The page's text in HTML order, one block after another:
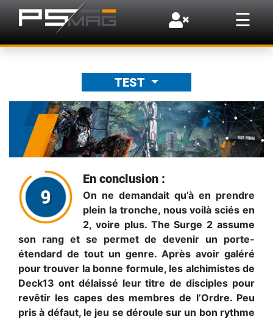
☰
×
TEST
En conclusion :
On ne demandait qu’à en prendre
plein la tronche, nous voilà sciés en
2, voire plus. The Surge 2 assume
son rang et se permet de devenir un porte-
étendard de tout un genre. Après avoir galéré
pour trouver la bonne formule, les alchimistes de
Deck13 ont délaissé leur titre de disciples pour
revêtir les capes des membres de l’Ordre. Peu
pris à défaut, le jeu se déroule sur un bon rythme